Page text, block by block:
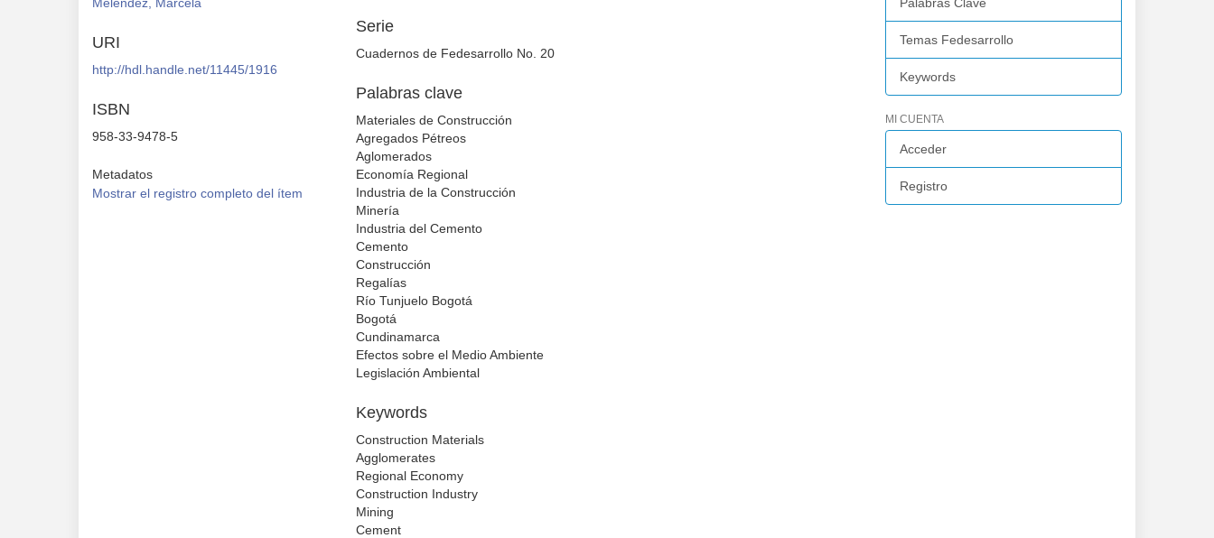
URI
http://hdl.handle.net/11445/1916
ISBN
958-33-9478-5
Metadatos
Mostrar el registro completo del ítem
Serie
Cuadernos de Fedesarrollo No. 20
Palabras clave
Materiales de Construcción
Agregados Pétreos
Aglomerados
Economía Regional
Industria de la Construcción
Minería
Industria del Cemento
Cemento
Construcción
Regalías
Río Tunjuelo Bogotá
Bogotá
Cundinamarca
Efectos sobre el Medio Ambiente
Legislación Ambiental
Keywords
Construction Materials
Agglomerates
Regional Economy
Construction Industry
Mining
Cement
Temas Fedesarrollo
Keywords
MI CUENTA
Acceder
Registro